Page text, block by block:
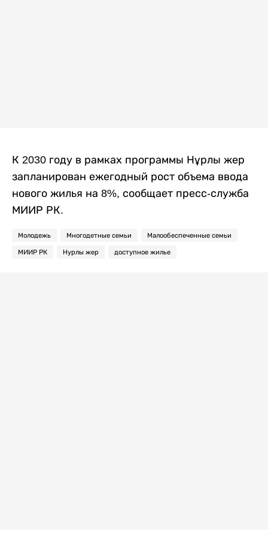
К 2030 году в рамках программы Нұрлы жер
запланирован ежегодный рост объема ввода
нового жилья на 8%, сообщает пресс-служба
МИИР РК.
Молодежь Многодетные семьи Малообеспеченные семьи
МИИР РК Нурлы жер доступное жилье